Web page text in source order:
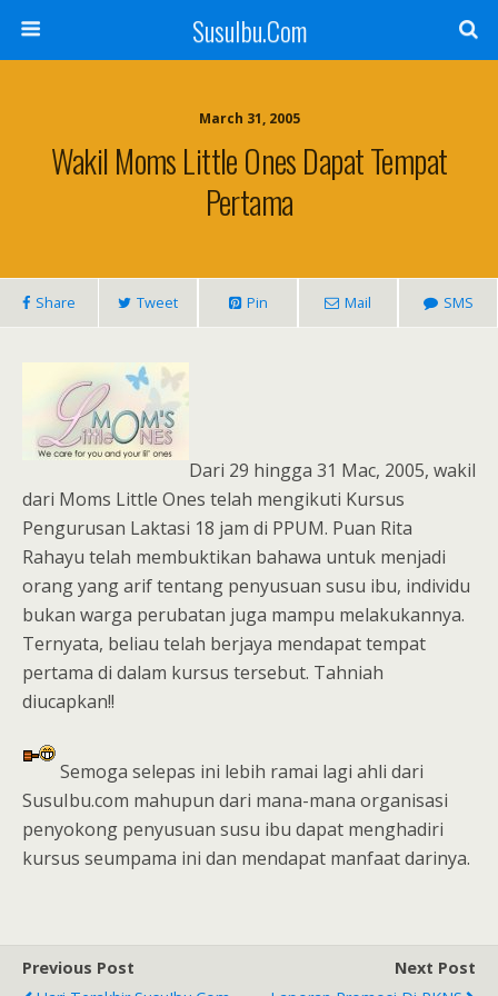
SusuIbu.Com
March 31, 2005
Wakil Moms Little Ones Dapat Tempat
Pertama
Share Tweet Pin Mail SMS
Dari 29 hingga 31 Mac, 2005, wakil
dari Moms Little Ones telah mengikuti Kursus
Pengurusan Laktasi 18 jam di PPUM. Puan Rita
Rahayu telah membuktikan bahawa untuk menjadi
orang yang arif tentang penyusuan susu ibu, individu
bukan warga perubatan juga mampu melakukannya.
Ternyata, beliau telah berjaya mendapat tempat
pertama di dalam kursus tersebut. Tahniah
diucapkan!!
Semoga selepas ini lebih ramai lagi ahli dari
SusuIbu.com mahupun dari mana-mana organisasi
penyokong penyusuan susu ibu dapat menghadiri
kursus seumpama ini dan mendapat manfaat darinya.
Previous Post
Next Post